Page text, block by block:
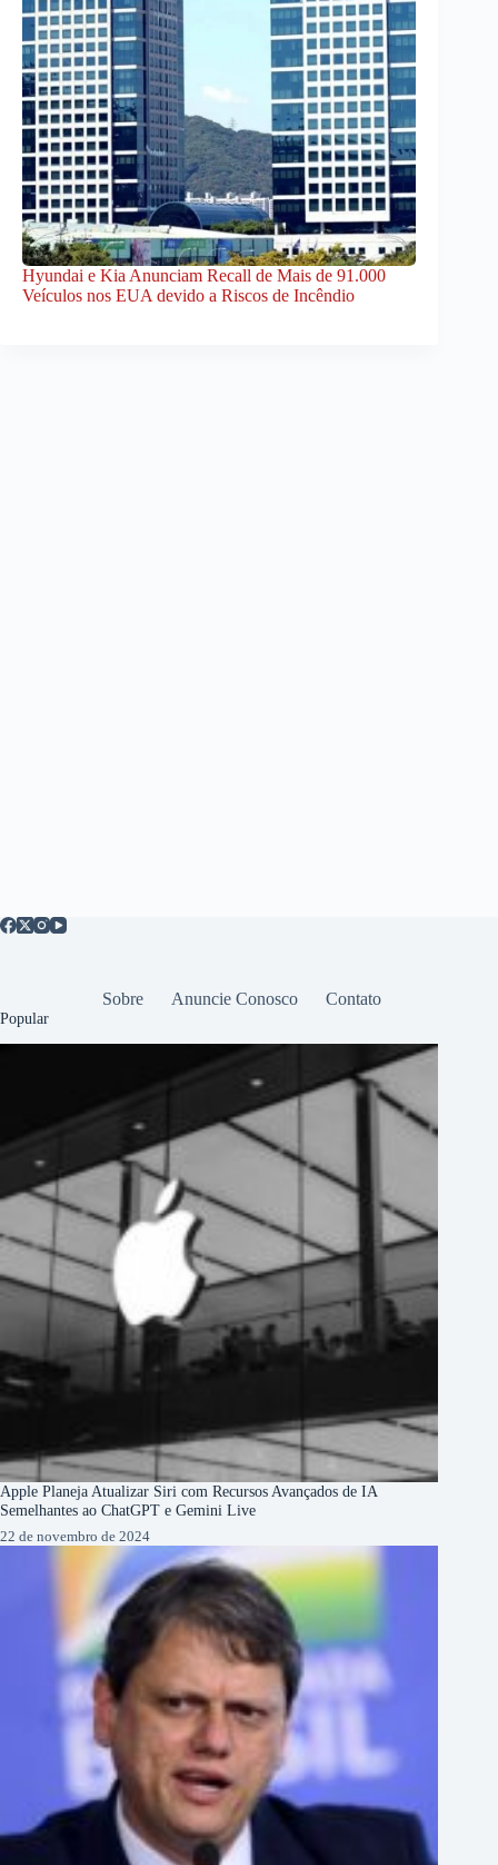
Hyundai e Kia Anunciam Recall de Mais de 91.000
Veículos nos EUA devido a Riscos de Incêndio
Sobre Anuncie Conosco Contato
Popular
Apple Planeja Atualizar Siri com Recursos Avançados de IA
Semelhantes ao ChatGPT e Gemini Live
22 de novembro de 2024